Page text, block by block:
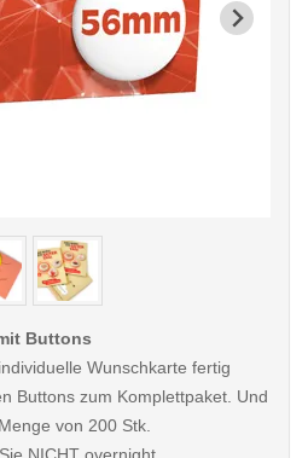
Buttons
Wunschkarte fertig
Buttons zum Komplettpaket. Und
von 200 Stk.